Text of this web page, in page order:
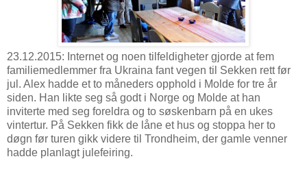
23.12.2015: Internet og noen tilfeldigheter gjorde at fem
familiemedlemmer fra Ukraina fant vegen til Sekken rett før
jul. Alex hadde et to måneders opphold i Molde for tre år
siden. Han likte seg så godt i Norge og Molde at han
inviterte med seg foreldra og to søskenbarn på en ukes
vintertur. På Sekken fikk de låne et hus og stoppa her to
døgn før turen gikk videre til Trondheim, der gamle venner
hadde planlagt julefeiring.